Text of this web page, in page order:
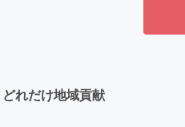
れだけ地域貢献